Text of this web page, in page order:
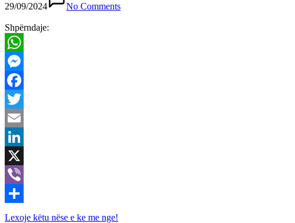
29/09/2024 No Comments
Shpërndaje:
WhatsApp
Messenger
Facebook
Twitter
Email
LinkedIn
X
Viber
Share
Lexoje këtu nëse e ke me nge!